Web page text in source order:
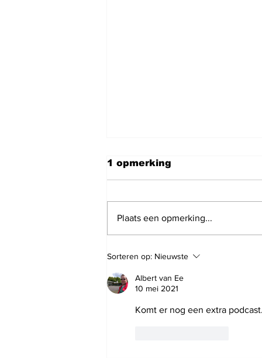
Nieuws podcast van
vandaag 6 augustus
2026 met Maaike van
Charante
1 opmerking
Plaats een opmerking...
Sorteren op: Nieuwste
Albert van Ee
10 mei 2021
Komt er nog een extra podcast.